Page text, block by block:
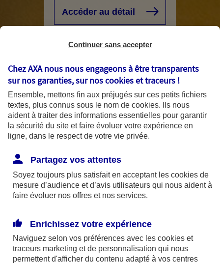
Accéder au détail
Vous souhaitez résilier
votre contrat souscrit
auprès d'AXA
Même si ce n’est jamais agréable de vous
voir partir, nous mettrons tout en œuvre pour
que votre résiliation se passe dans les
régulièrement informé de son déroulement.
Que devez-vous nous envoyer et quand ?
Cela dépend de votre contrat.
Continuer sans accepter
Chez AXA nous nous engageons à être transparents
sur nos garanties, sur noscookies et traceurs !
Ensemble, mettons fin aux préjugés sur ces petits fichiers
textes, plus connus sous le nom de cookies. Ils nous
aident à traiter des informations essentielles pour garantir
la sécurité du site et faire évoluer votre expérience en
ligne, dans le respect de votre vie privée.
Partagez vos attentes
Soyez toujours plus satisfait en acceptant les cookies de
mesure d’audience et d’avis utilisateurs qui nous aident à
faire évoluer nos offres et nos services.
Enrichissez votre expérience
Naviguez selon vos préférences avec les cookies et
traceurs marketing et de personnalisation qui nous
permettent d'afficher du contenu adapté à vos centres